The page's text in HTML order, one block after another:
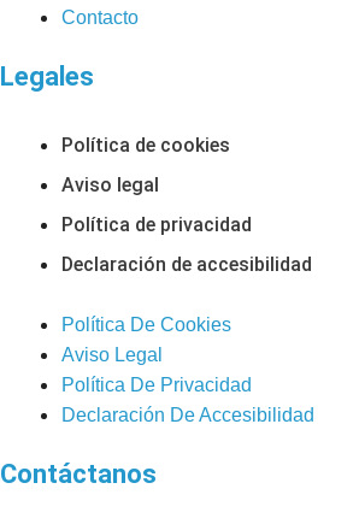
Contacto
Legales
Política de cookies
Aviso legal
Política de privacidad
Declaración de accesibilidad
Política De Cookies
Aviso Legal
Política De Privacidad
Declaración De Accesibilidad
Contáctanos